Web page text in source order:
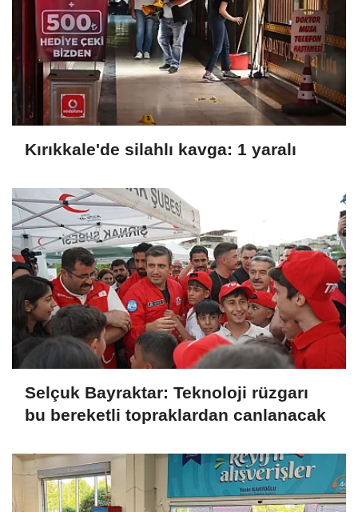
Kırıkkale'de silahlı kavga: 1 yaralı
Selçuk Bayraktar: Teknoloji rüzgarı
bu bereketli topraklardan canlanacak